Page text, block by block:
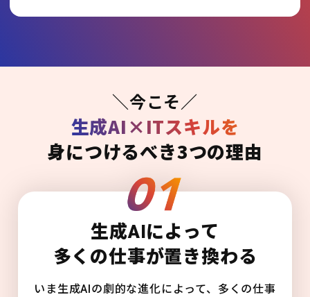
＼今こそ／
生成AI×ITスキルを
身につけるべき3つの理由
生成AIによって
多くの仕事が置き換わる
いま生成AIの劇的な進化によって、多くの仕事